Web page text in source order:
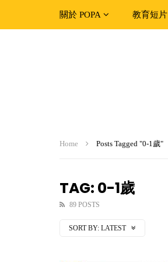
關於 POPA 教育短片
Home Posts Tagged "0-1歲"
TAG: 0-1歲
89 POSTS
SORT BY: LATEST